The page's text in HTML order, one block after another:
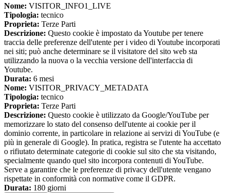
Nome: VISITOR_INFO1_LIVE
Tipologia: tecnico
Proprieta: Terze Parti
Descrizione: Questo cookie è impostato da Youtube per tenere
traccia delle preferenze dell'utente per i video di Youtube incorporati
nei siti; può anche determinare se il visitatore del sito web sta
utilizzando la nuova o la vecchia versione dell'interfaccia di
Youtube.
Durata: 6 mesi
Nome: VISITOR_PRIVACY_METADATA
Tipologia: tecnico
Proprieta: Terze Parti
Descrizione: Questo cookie è utilizzato da Google/YouTube per
memorizzare lo stato del consenso dell'utente ai cookie per il
dominio corrente, in particolare in relazione ai servizi di YouTube (e
più in generale di Google). In pratica, registra se l'utente ha accettato
o rifiutato determinate categorie di cookie sul sito che sta visitando,
specialmente quando quel sito incorpora contenuti di YouTube.
Serve a garantire che le preferenze di privacy dell'utente vengano
rispettate in conformità con normative come il GDPR.
Durata: 180 giorni